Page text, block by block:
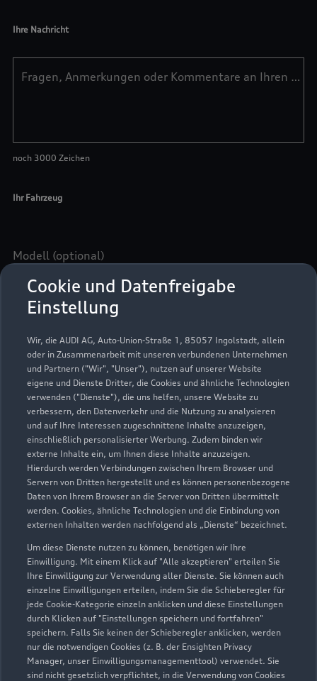
Cookie und Datenfreigabe
Einstellung
Wir, die AUDI AG, Auto-Union-Straße 1, 85057 Ingolstadt, allein
oder in Zusammenarbeit mit unseren verbundenen Unternehmen
und Partnern ("Wir", "Unser"), nutzen auf unserer Website
eigene und Dienste Dritter, die Cookies und ähnliche Technologien
verwenden ("Dienste"), die uns helfen, unsere Website zu
verbessern, den Datenverkehr und die Nutzung zu analysieren
und auf Ihre Interessen zugeschnittene Inhalte anzuzeigen,
einschließlich personalisierter Werbung. Zudem binden wir
externe Inhalte ein, um Ihnen diese Inhalte anzuzeigen.
Hierdurch werden Verbindungen zwischen Ihrem Browser und
Servern von Dritten hergestellt und es können personenbezogene
Daten von Ihrem Browser an die Server von Dritten übermittelt
werden. Cookies, ähnliche Technologien und die Einbindung von
externen Inhalten werden nachfolgend als „Dienste“ bezeichnet.
Um diese Dienste nutzen zu können, benötigen wir Ihre
Einwilligung. Mit einem Klick auf "Alle akzeptieren" erteilen Sie
Ihre Einwilligung zur Verwendung aller Dienste. Sie können auch
einzelne Einwilligungen erteilen, indem Sie die Schieberegler für
jede Cookie-Kategorie einzeln anklicken und diese Einstellungen
durch Klicken auf "Einstellungen speichern und fortfahren"
speichern. Falls Sie keinen der Schieberegler anklicken, werden
nur die notwendigen Cookies (z. B. der Ensighten Privacy
Manager, unser Einwilligungsmanagementtool) verwendet. Sie
sind nicht gesetzlich verpflichtet, in die Verwendung von Cookies